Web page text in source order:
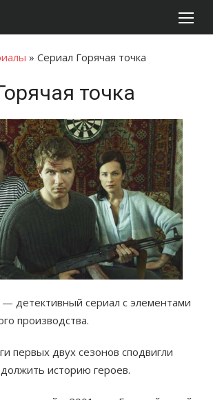
» Сериал Горячая точка
точка
— детективный сериал с элементами
производства.
первых двух сезонов сподвигли
историю героев.